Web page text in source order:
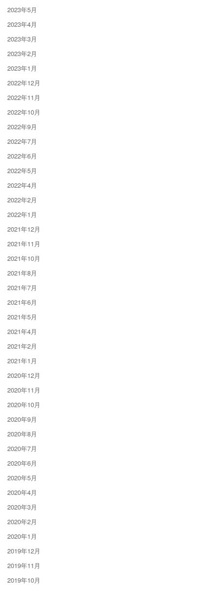
2023年5月
2023年4月
2023年3月
2023年2月
2023年1月
2022年12月
2022年11月
2022年10月
2022年9月
2022年7月
2022年6月
2022年5月
2022年4月
2022年2月
2022年1月
2021年12月
2021年11月
2021年10月
2021年8月
2021年7月
2021年6月
2021年5月
2021年4月
2021年2月
2021年1月
2020年12月
2020年11月
2020年10月
2020年9月
2020年8月
2020年7月
2020年6月
2020年5月
2020年4月
2020年3月
2020年2月
2020年1月
2019年12月
2019年11月
2019年10月